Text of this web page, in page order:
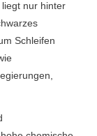
nur hinter
Schleifen